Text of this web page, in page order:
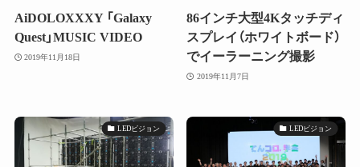
AiDOLOXXXY 「Galaxy
Quest」MUSIC VIDEO
2019年11月18日
86インチ大型4Kタッチディ
スプレイ（ホワイトボード）
でイーラーニング撮影
2019年11月7日
LEDビジョン LEDビジョン